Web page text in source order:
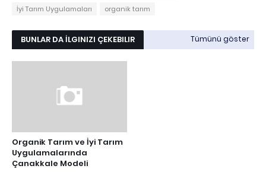
İyi Tarım Uygulamaları
organik tarım
BUNLAR DA İLGINIZI ÇEKEBILIR Tümünü göster
Organik Tarım ve İyi Tarım
Uygulamalarında
Çanakkale Modeli